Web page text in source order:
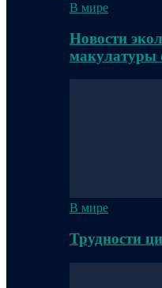
В мире
Новости
макулатуры
В мире
Трудности